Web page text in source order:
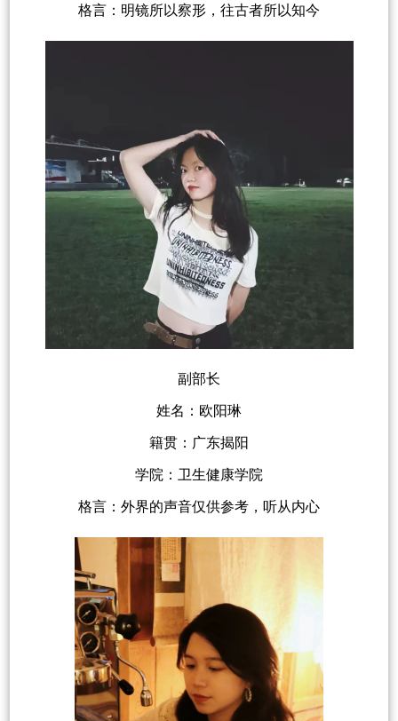
格言：明镜所以察形，往古者所以知今
副部长
姓名：欧阳琳
籍贯：广东揭阳
学院：卫生健康学院
格言：外界的声音仅供参考，听从内心